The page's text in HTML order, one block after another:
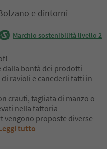
e dintorni
Marchio sostenibilità livello 2
dalla bontà dei prodotti
ravioli e canederli fatti in
crauti, tagliata di manzo o
nella fattoria
vengono proposte diverse
tutto